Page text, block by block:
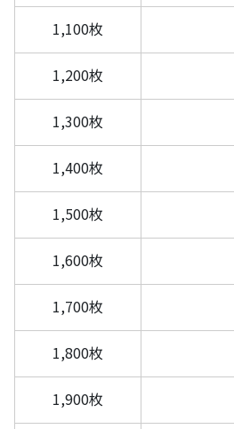
1,100枚
1,200枚
1,300枚
1,400枚
1,500枚
1,600枚
1,700枚
1,800枚
1,900枚